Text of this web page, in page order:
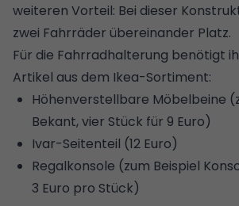
weiteren Vorteil: Bei dieser
zwei Fahrräder übereinander Platz.
Für die Fahrradhalterung benötigt
Artikel aus dem Ikea-Sortiment:
Höhenverstellbare Möbelbeine
Bekant, vier Stück für 9 Euro)
Ivar-Seitenteil (12 Euro)
Regalkonsole (zum Beispiel
3 Euro pro Stück)